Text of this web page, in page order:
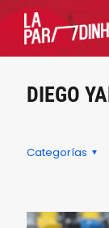
DIEGO
Categorías